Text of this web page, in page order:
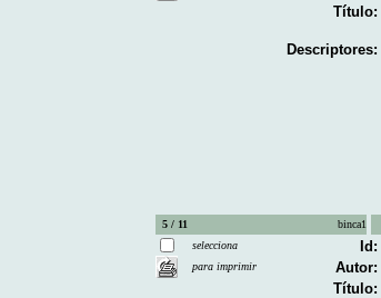
Título:
Descriptores:
5 / 11
binca1
selecciona
para imprimir
Id:
Autor:
Título: